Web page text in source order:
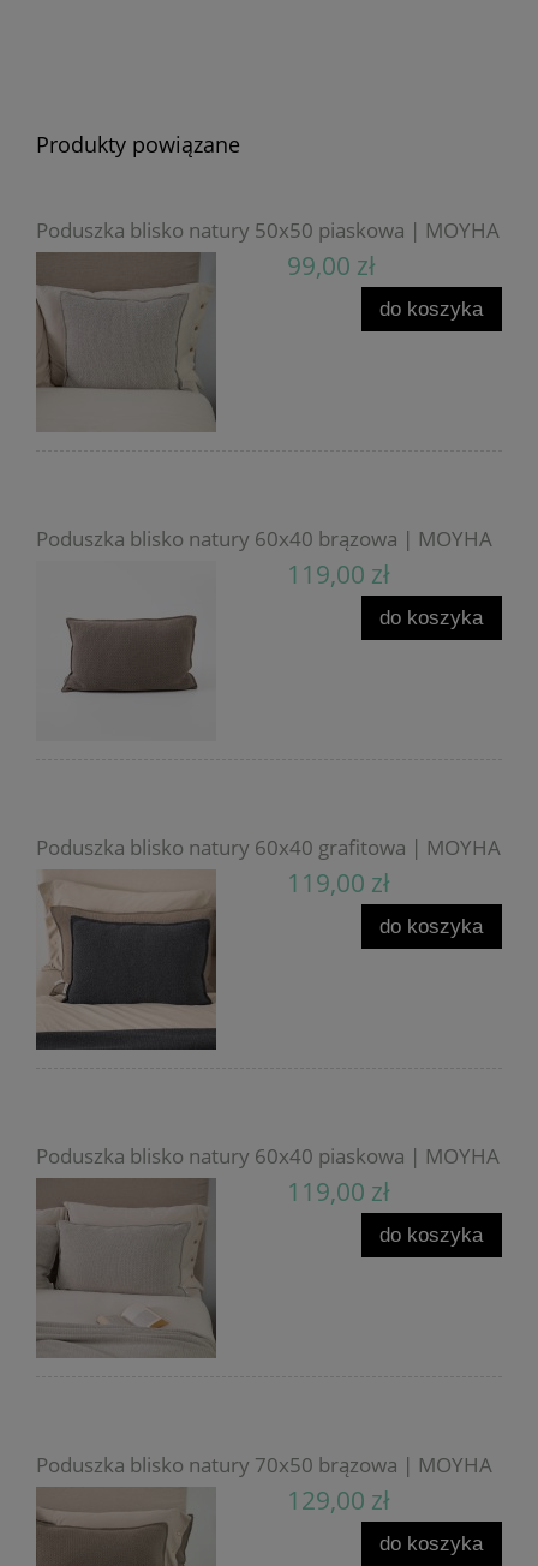
Produkty powiązane
Poduszka blisko natury 50x50 piaskowa | MOYHA
99,00 zł
do koszyka
Poduszka blisko natury 60x40 brązowa | MOYHA
119,00 zł
do koszyka
Poduszka blisko natury 60x40 grafitowa | MOYHA
119,00 zł
do koszyka
Poduszka blisko natury 60x40 piaskowa | MOYHA
119,00 zł
do koszyka
Poduszka blisko natury 70x50 brązowa | MOYHA
129,00 zł
do koszyka